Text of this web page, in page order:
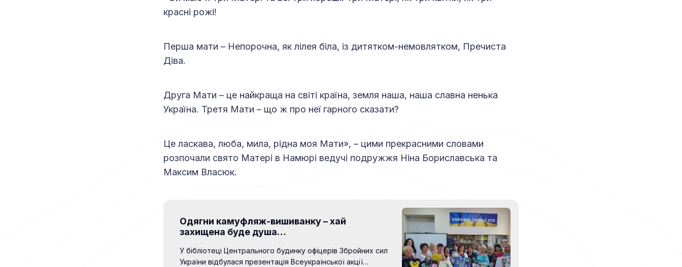
красні рожі!
Перша мати – Непорочна, як лілея біла, із дитятком-немовлятком, Пречиста
Діва.
Друга Мати – це найкраща на світі країна, земля наша, наша славна ненька
Україна. Третя Мати – що ж про неї гарного сказати?
Це ласкава, люба, мила, рідна моя Мати», – цими прекрасними словами
розпочали свято Матері в Намюрі ведучі подружжя Ніна Бориславська та
Максим Власюк.
Одягни камуфляж-вишиванку – хай
захищена буде душа…
У бібліотеці Центрального будинку офіцерів Збройних cил
України відбулася презентація Всеукраїнської акції